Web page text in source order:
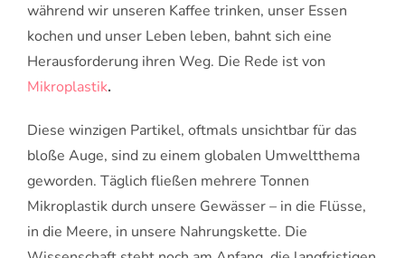
während wir unseren Kaffee trinken, unser Essen
kochen und unser Leben leben, bahnt sich eine
Herausforderung ihren Weg. Die Rede ist von
Mikroplastik.
Diese winzigen Partikel, oftmals unsichtbar für das
bloße Auge, sind zu einem globalen Umweltthema
geworden. Täglich fließen mehrere Tonnen
Mikroplastik durch unsere Gewässer – in die Flüsse,
in die Meere, in unsere Nahrungskette. Die